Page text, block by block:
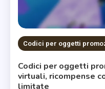
Codici per oggetti
Codici per oggetti
virtuali, ricompense
limitate